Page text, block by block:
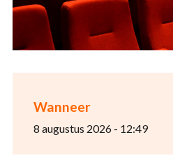
Wanneer
8 augustus 2026 - 12:49